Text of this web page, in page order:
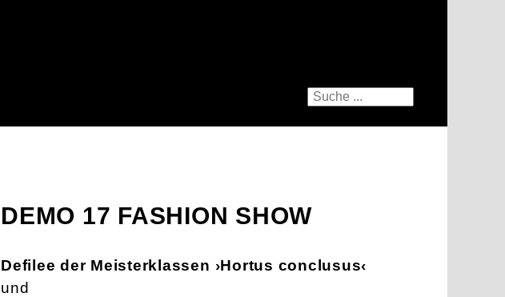
DEMO 17 FASHION SHOW
Defilee der Meisterklassen ›Hortus conclusus‹
und